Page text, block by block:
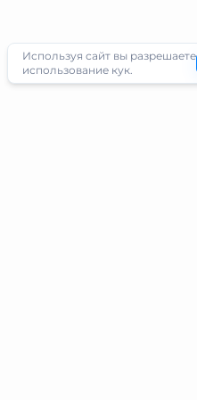
Используя сайт вы разрешаете
использование кук.